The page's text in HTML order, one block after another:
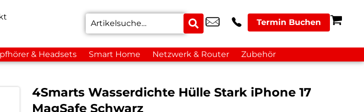
Termin Buchen
& Headsets Smart Home Netzwerk & Router Zubehör
4Smarts Wasserdichte Hülle Stark iPhone 17
MagSafe Schwarz